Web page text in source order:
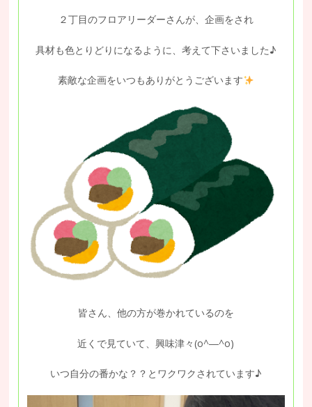
２丁目のフロアリーダーさんが、企画をされ
具材も色とりどりになるように、考えて下さいました♪
素敵な企画をいつもありがとうございます
皆さん、他の方が巻かれているのを
近くで見ていて、興味津々(o^―^o)
いつ自分の番かな？？とワクワクされています♪